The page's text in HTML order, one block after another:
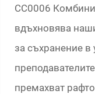
CC0006
вдъхновява
за съхранение в
премахват